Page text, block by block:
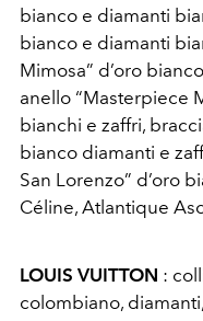
bianco e diamanti
bianco e diamanti
Mimosa” d’oro
anello “Masterpiece
bianchi e zaffri,
bianco diamanti e
San Lorenzo” d’oro
Céline, Atlantique
LOUIS VUITTON :
colombiano,